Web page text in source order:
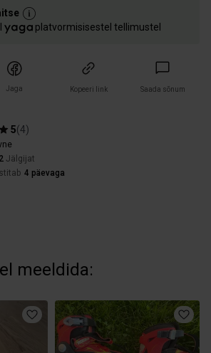
platvormisisestel tellimustel
Jaga Kopeeri link Saada sõnum
5(4)
2 Jälgijat
4 päevaga
meeldida: